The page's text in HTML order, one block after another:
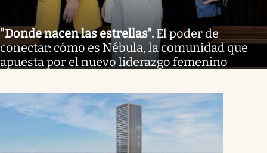
"Donde nacen las estrellas". El poder de
conectar: cómo es Nébula, la comunidad que
apuesta por el nuevo liderazgo femenino